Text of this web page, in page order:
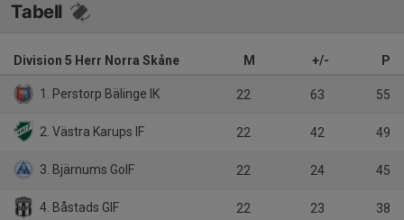
Tabell
Division 5 Herr Norra Skåne M +/- P
1. Perstorp Bälinge IK 22 63 55
2. Västra Karups IF 22 42 49
3. Bjärnums GoIF 22 24 45
4. Båstads GIF 22 23 38